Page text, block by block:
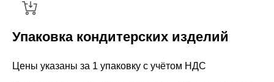
Упаковка кондитерских изделий
Цены указаны за 1 упаковку с учётом НДС